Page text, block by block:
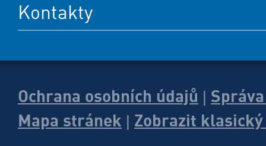
Kontakty
Ochrana osobních údajů
Mapa stránek
Zobrazit